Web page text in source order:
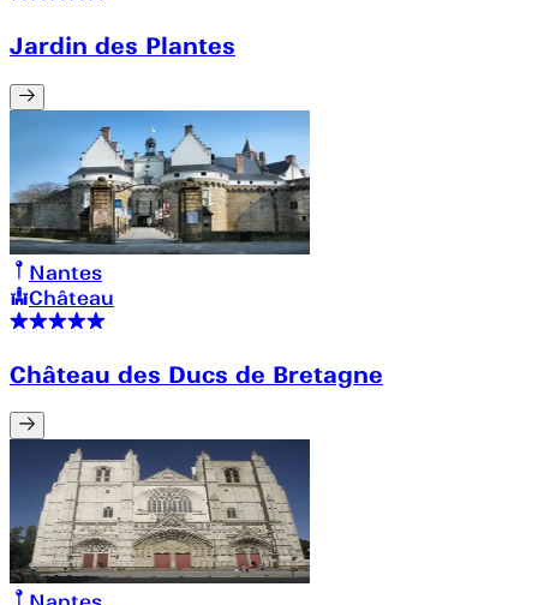
Jardin des Plantes
Nantes
Château
Château des Ducs de Bretagne